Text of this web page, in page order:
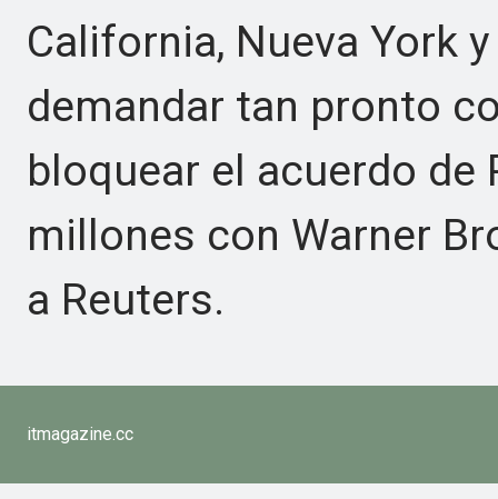
California, Nueva York
demandar tan pronto
bloquear el acuerdo
millones con Warner
a Reuters.
itmagazine.cc